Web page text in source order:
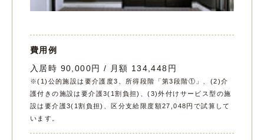
費用例
入居時 90,000円 / 月額 134,448円
※(1)公的施設は要介護度3、所得段階「第3段階①」、(2)介
護付きの施設は要介護3(1割負担)、(3)外付けサービス型の施
設は要介護3(1割負担)、区分支給限度額27,048円で試算して
います。